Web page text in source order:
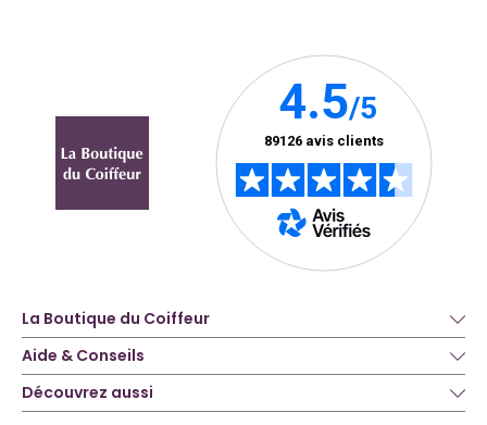
La Boutique du Coiffeur
Aide & Conseils
Découvrez aussi